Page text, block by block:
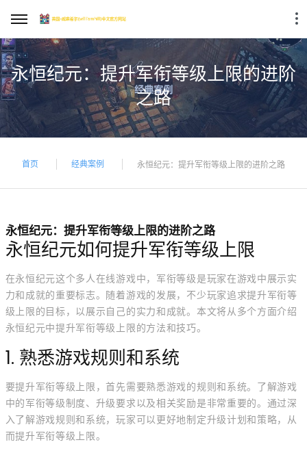
永恒纪元：提升军衔等级上限的进阶
之路
首页 经典案例 永恒纪元：提升军衔等级上限的进阶之路
永恒纪元：提升军衔等级上限的进阶之路
永恒纪元如何提升军衔等级上限
在永恒纪元这个多人在线游戏中，军衔等级是玩家在游戏中展示实
力和成就的重要标志。随着游戏的发展，不少玩家追求提升军衔等
级上限的目标，以展示自己的实力和成就。本文将从多个方面介绍
永恒纪元中提升军衔等级上限的方法和技巧。
1. 熟悉游戏规则和系统
要提升军衔等级上限，首先需要熟悉游戏的规则和系统。了解游戏
中的军衔等级制度、升级要求以及相关奖励是非常重要的。通过深
入了解游戏规则和系统，玩家可以更好地制定升级计划和策略，从
而提升军衔等级上限。